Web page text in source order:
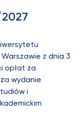
z dnia 3
opłat za
wydanie
i